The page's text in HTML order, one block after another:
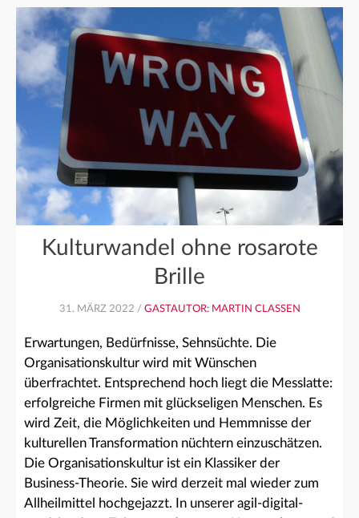
Kulturwandel ohne rosarote
Brille
31. MÄRZ 2022 / GASTAUTOR: MARTIN CLASSEN
Erwartungen, Bedürfnisse, Sehnsüchte. Die
Organisationskultur wird mit Wünschen
überfrachtet. Entsprechend hoch liegt die Messlatte:
erfolgreiche Firmen mit glückseligen Menschen. Es
wird Zeit, die Möglichkeiten und Hemmnisse der
kulturellen Transformation nüchtern einzuschätzen.
Die Organisationskultur ist ein Klassiker der
Business-Theorie. Sie wird derzeit mal wieder zum
Allheilmittel hochgejazzt. In unserer agil-digital-